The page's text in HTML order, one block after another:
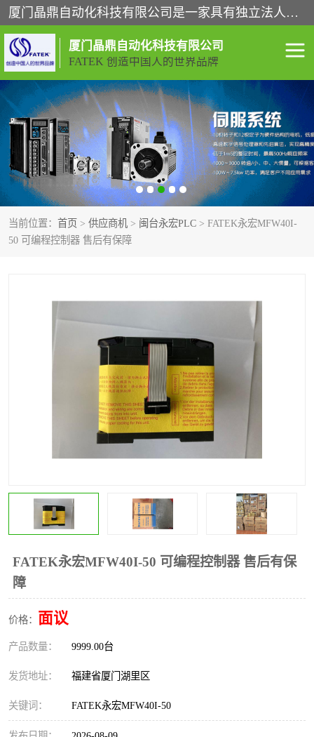
厦门晶鼎自动化科技有限公司是一家具有独立法人资格的高新技术企业；代理销售的产品有台湾威纶触摸屏，魏德米勒全系列，永宏触摸屏,威纶触摸屏,台湾威纶weinview触摸屏,台湾永宏PLC，FATEK,永宏伺服,图儿克总线，施耐德，欧姆龙，西门子，富士变频，K&N蓝系列， BUSSMANN，松下变频器，丹佛斯变频器等。
厦门晶鼎自动化科技有限公司
FATEK 创造中国人的世界品牌
当前位置： 首页 > 供应商机 > 闽台永宏PLC > FATEK永宏MFW40I-
50 可编程控制器 售后有保障
FATEK永宏MFW40I-50 可编程控制器 售后有保
障
价格： 面议
产品数量： 9999.00台
发货地址： 福建省厦门湖里区
关键词： FATEK永宏MFW40I-50
闽台永宏PLC WEINVIEW闽台威纶触摸
屏
正弦变频器正弦伺服 魏德米勒接线端子
ABB电流开关 魏德米勒电源
丹佛斯变频器 MOXA通讯模块
安士能开关
普洛菲斯触摸屏
魏德米勒继电器 施迈赛限位开关